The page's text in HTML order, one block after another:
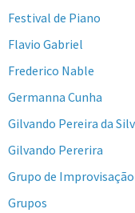
Festival de Piano
Flavio Gabriel
Frederico Nable
Germanna Cunha
Gilvando Pereira da
Gilvando Pererira
Grupo de Improvisação
Grupos